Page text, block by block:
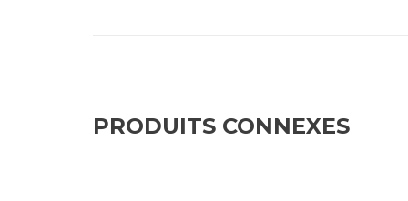
PRODUITS CONNEXES